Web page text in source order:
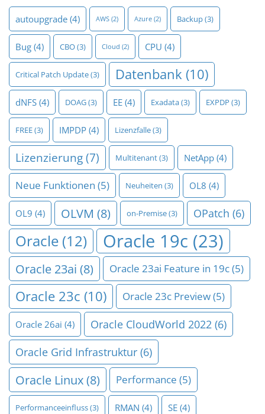
autoupgrade (4) AWS (2) Azure (2) Backup(3)
Bug (4) CBO(3) Cloud (2) CPU (4)
Critical Patch Update(3) Datenbank (10)
dNFS (4) DOAG(3) EE (4) Exadata(3) EXPDP (3)
FREE(3) IMPDP (4) Lizenzfalle(3)
Lizenzierung(7) Multitenant(3) NetApp (4)
Neue Funktionen (5) Neuheiten (3) OL8 (4)
OL9 (4) OLVM (8) on-Premise(3) OPatch (6)
Oracle (12) Oracle 19c (23)
Oracle 23ai (8) Oracle 23ai Feature in 19c(5)
Oracle 23c (10) Oracle 23c Preview(5)
Oracle 26ai (4) Oracle CloudWorld 2022 (6)
Oracle Grid Infrastruktur (6)
Oracle Linux(8) Performance (5)
Performanceeinfluss(3) RMAN (4) SE (4)